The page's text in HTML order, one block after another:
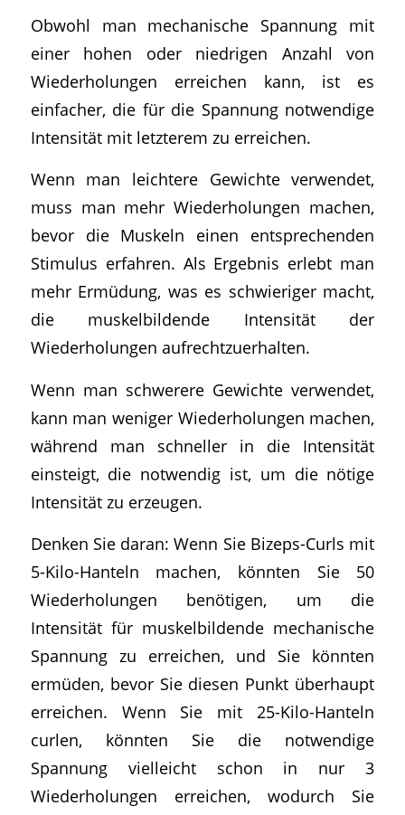
Obwohl man mechanische Spannung mit
einer hohen oder niedrigen Anzahl von
Wiederholungen erreichen kann, ist es
einfacher, die für die Spannung notwendige
Intensität mit letzterem zu erreichen.
Wenn man leichtere Gewichte verwendet,
muss man mehr Wiederholungen machen,
bevor die Muskeln einen entsprechenden
Stimulus erfahren. Als Ergebnis erlebt man
mehr Ermüdung, was es schwieriger macht,
die muskelbildende Intensität der
Wiederholungen aufrechtzuerhalten.
Wenn man schwerere Gewichte verwendet,
kann man weniger Wiederholungen machen,
während man schneller in die Intensität
einsteigt, die notwendig ist, um die nötige
Intensität zu erzeugen.
Denken Sie daran: Wenn Sie Bizeps-Curls mit
5-Kilo-Hanteln machen, könnten Sie 50
Wiederholungen benötigen, um die
Intensität für muskelbildende mechanische
Spannung zu erreichen, und Sie könnten
ermüden, bevor Sie diesen Punkt überhaupt
erreichen. Wenn Sie mit 25-Kilo-Hanteln
curlen, könnten Sie die notwendige
Spannung vielleicht schon in nur 3
Wiederholungen erreichen, wodurch Sie